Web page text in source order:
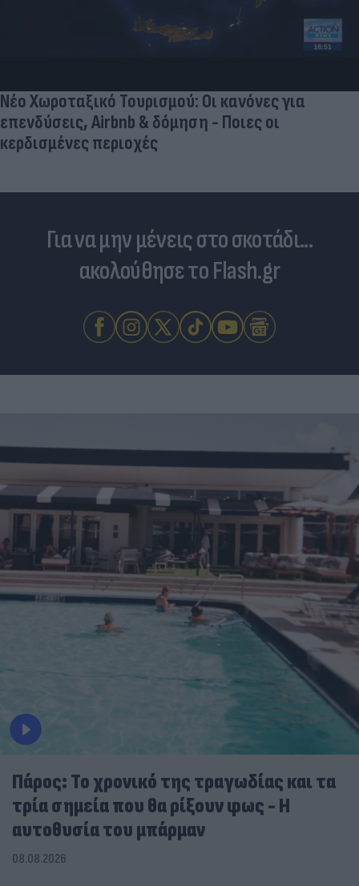
Γιατί οι Έλληνες γελάσαμε πολύ με τη νέα
φανέλα του Σαλάχ (αλλά δεν είναι, προφανώς,
Για να μην μένεις στο σκοτάδι...
ακολούθησε το Flash.gr
Πάρος: Το χρονικό της τραγωδίας και τα
τρία σημεία που θα ρίξουν φως - Η
αυτοθυσία του μπάρμαν
08.08.2026